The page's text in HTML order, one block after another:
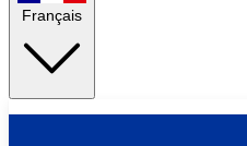
Français